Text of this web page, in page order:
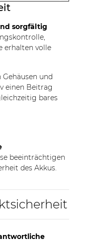
sorgfältig
erhalten volle
und
einen Beitrag
bares
beeinträchtigen
des Akkus.